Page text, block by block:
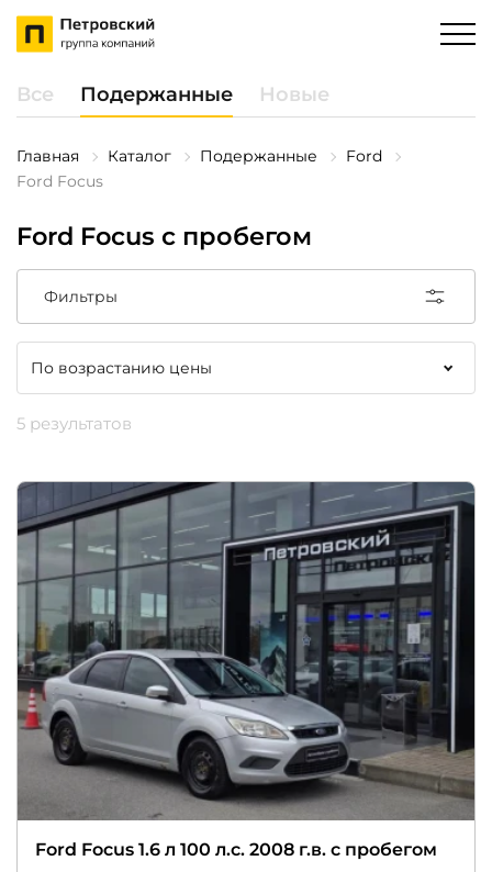
Все Подержанные Новые
Главная Каталог Подержанные
Ford
Ford Focus
Ford Focus с пробегом
Фильтры
5 результатов
Ford Focus 1.6 л 100 л.с. 2008 г.в. с пробегом